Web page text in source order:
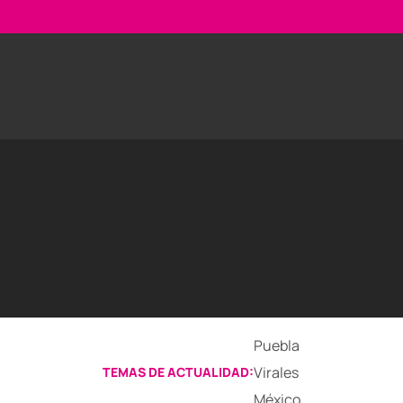
TEMAS DE ACTUALIDAD:
Puebla
Virales
México